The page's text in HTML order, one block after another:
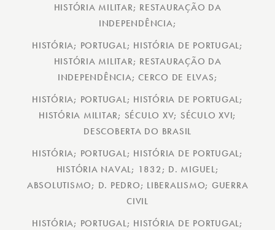
HISTÓRIA MILITAR; RESTAURAÇÃO DA
INDEPENDÊNCIA;
HISTÓRIA; PORTUGAL; HISTÓRIA DE PORTUGAL;
HISTÓRIA MILITAR; RESTAURAÇÃO DA
INDEPENDÊNCIA; CERCO DE ELVAS;
HISTÓRIA; PORTUGAL; HISTÓRIA DE PORTUGAL;
HISTÓRIA MILITAR; SÉCULO XV; SÉCULO XVI;
DESCOBERTA DO BRASIL
HISTÓRIA; PORTUGAL; HISTÓRIA DE PORTUGAL;
HISTÓRIA NAVAL; 1832; D. MIGUEL;
ABSOLUTISMO; D. PEDRO; LIBERALISMO; GUERRA
CIVIL
HISTÓRIA; PORTUGAL; HISTÓRIA DE PORTUGAL;